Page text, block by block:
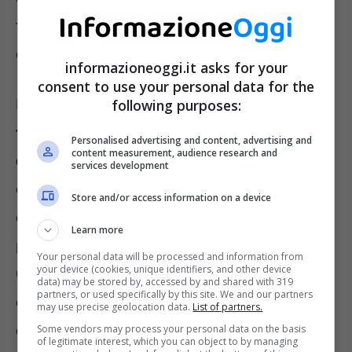
tempi di attesa sia sull’ambiente riducendo le
emissioni di CO2.
Poste Italiane farà quindi da ora le veci servizi
fino adesso di competenza dell’Agenzia
delle Entrate o del Comune:auto
dichiarazioni di smarrimento, denuncia di
detenzione e trasporto di armi oppure visura
planimetrie catastali, esenzione canone Rai.
Ci sono poi certificati giudiziari competenza
del ministero della Giustizia e L’ISEE oggi
competenza di Inps o Caf.
informazioneoggi.it asks for your
consent to use your personal data for the
following purposes:
Personalised advertising and content, advertising and
content measurement, audience research and
services development
Store and/or access information on a device
Learn more
Your personal data will be processed and information from
your device (cookies, unique identifiers, and other device
data) may be stored by, accessed by and shared with 319
partners, or used specifically by this site. We and our partners
may use precise geolocation data. List of partners.
Some vendors may process your personal data on the basis
of legitimate interest, which you can object to by managing